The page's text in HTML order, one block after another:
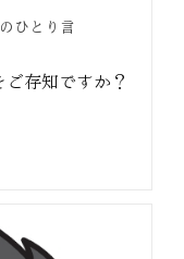
ひとり言
存知ですか？